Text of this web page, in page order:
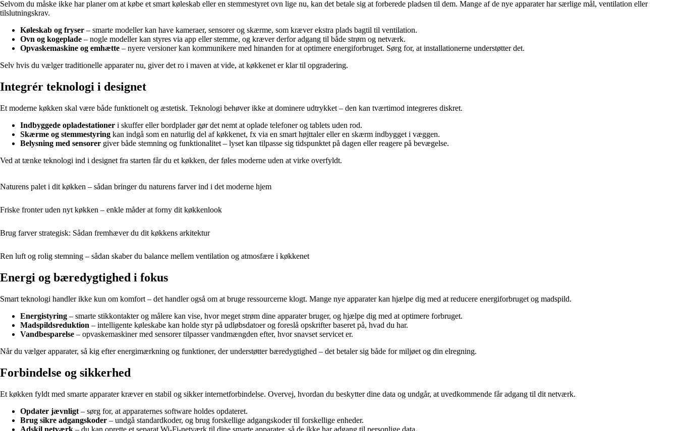
Selvom du måske ikke har planer om at købe et smart køleskab eller en stemmestyret ovn lige nu, kan det betale sig at forberede pladsen til dem. Mange af de nye apparater har særlige mål, ventilation eller
tilslutningskrav.
Køleskab og fryser – smarte modeller kan have kameraer, sensorer og skærme, som kræver ekstra plads bagtil til ventilation.
Ovn og kogeplade – nogle modeller kan styres via app eller stemme, og kræver derfor adgang til både strøm og netværk.
Opvaskemaskine og emhætte – nyere versioner kan kommunikere med hinanden for at optimere energiforbruget. Sørg for, at installationerne understøtter det.
Selv hvis du vælger traditionelle apparater nu, giver det ro i maven at vide, at køkkenet er klar til opgradering.
Integrér teknologi i designet
Et moderne køkken skal være både funktionelt og æstetisk. Teknologi behøver ikke at dominere udtrykket – den kan tværtimod integreres diskret.
Indbyggede opladestationer i skuffer eller bordplader gør det nemt at oplade telefoner og tablets uden rod.
Skærme og stemmestyring kan indgå som en naturlig del af køkkenet, fx via en smart højttaler eller en skærm indbygget i væggen.
Belysning med sensorer giver både stemning og funktionalitet – lyset kan tilpasse sig tidspunktet på dagen eller reagere på bevægelse.
Ved at tænke teknologi ind i designet fra starten får du et køkken, der føles moderne uden at virke overfyldt.
Naturens palet i dit køkken – sådan bringer du naturens farver ind i det moderne hjem
Friske fronter uden nyt køkken – enkle måder at forny dit køkkenlook
Brug farver strategisk: Sådan fremhæver du dit køkkens arkitektur
Ren luft og rolig stemning – sådan skaber du balance mellem ventilation og atmosfære i køkkenet
Energi og bæredygtighed i fokus
Smart teknologi handler ikke kun om komfort – det handler også om at bruge ressourcerne klogt. Mange nye apparater kan hjælpe dig med at reducere energiforbruget og madspild.
Energistyring – smarte stikkontakter og målere kan vise, hvor meget strøm dine apparater bruger, og hjælpe dig med at optimere forbruget.
Madspildsreduktion – intelligente køleskabe kan holde styr på udløbsdatoer og foreslå opskrifter baseret på, hvad du har.
Vandbesparelse – opvaskemaskiner med sensorer tilpasser vandmængden efter, hvor snavset servicet er.
Når du vælger apparater, så kig efter energimærkning og funktioner, der understøtter bæredygtighed – det betaler sig både for miljøet og din elregning.
Forbindelse og sikkerhed
Et køkken fyldt med smarte apparater kræver en stabil og sikker internetforbindelse. Overvej, hvordan du beskytter dine data og undgår, at uvedkommende får adgang til dit netværk.
Opdater jævnligt – sørg for, at apparaternes software holdes opdateret.
Brug sikre adgangskoder – undgå standardkoder, og brug forskellige adgangskoder til forskellige enheder.
Adskil netværk – du kan oprette et separat Wi-Fi-netværk til dine smarte apparater, så de ikke har adgang til personlige data.